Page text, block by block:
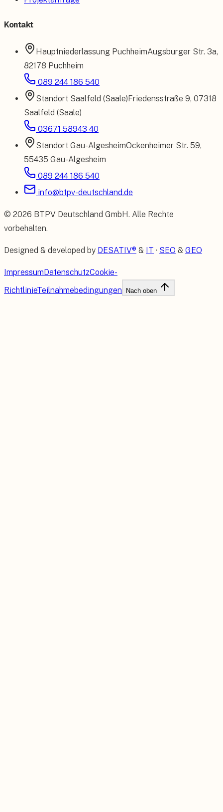
Kontakt
Hauptniederlassung PuchheimAugsburger Str. 3a,
82178 Puchheim
089 244 186 540
Standort Saalfeld (Saale)Friedensstraße 9, 07318
Saalfeld (Saale)
03671 58943 40
Standort Gau-AlgesheimOckenheimer Str. 59,
55435 Gau-Algesheim
089 244 186 540
info@btpv-deutschland.de
© 2026 BTPV Deutschland GmbH. Alle Rechte
vorbehalten.
Designed & developed by DESATIV® & IT · SEO & GEO
ImpressumDatenschutzCookie-
RichtlinieTeilnahmebedingungen Nach oben